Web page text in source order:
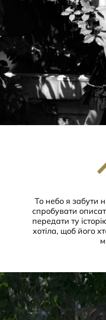
То небо я забути
спробувати
передати ту
хотіла, щоб його